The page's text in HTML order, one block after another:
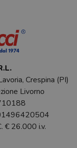
Crespina (PI)
Livorno
€ 26.000 i.v.